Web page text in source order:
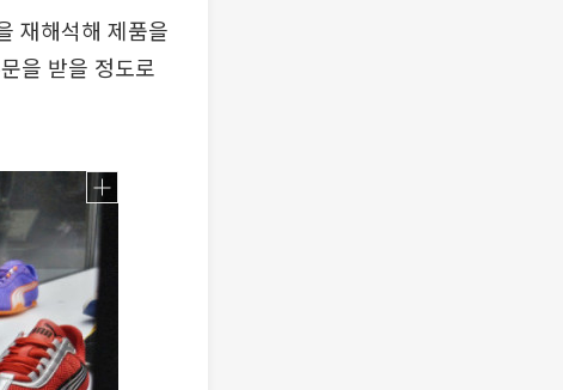
재해석해 제품을
을 받을 정도로